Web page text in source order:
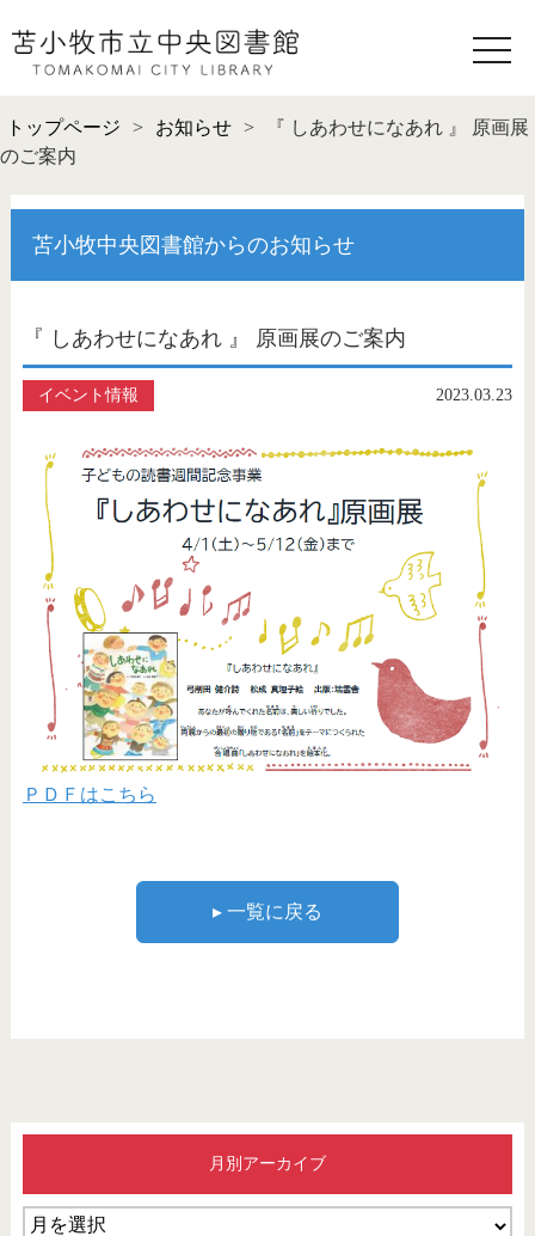
toggle
トップページ > お知らせ >
『 しあわせになあれ 』 原画展
のご案内
苫小牧中央図書館からのお知らせ
『 しあわせになあれ 』 原画展のご案内
イベント情報 2023.03.23
ＰＤＦはこちら
▸ 一覧に戻る
月別アーカイブ